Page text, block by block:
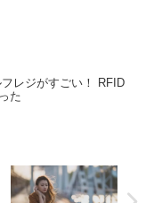
レジがすごい！ RFID
た